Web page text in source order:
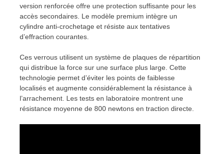
version renforcée offre une protection suffisante pour les
accès secondaires. Le modèle premium intègre un
cylindre anti-crochetage et résiste aux tentatives
d’effraction courantes.
Ces verrous utilisent un système de plaques de répartition
qui distribue la force sur une surface plus large. Cette
technologie permet d’éviter les points de faiblesse
localisés et augmente considérablement la résistance à
l’arrachement. Les tests en laboratoire montrent une
résistance moyenne de 800 newtons en traction directe.